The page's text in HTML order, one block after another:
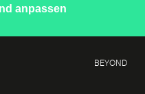
BEYOND
anpassen